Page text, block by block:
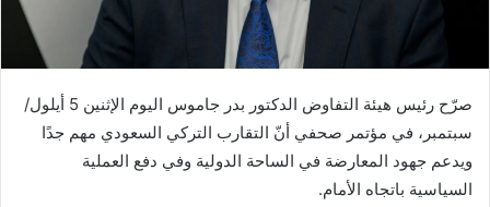
صرّح رئيس هيئة التفاوض الدكتور بدر جاموس اليوم الإثنين 5 أيلول/
سبتمبر، في مؤتمر صحفي أنّ التقارب التركي السعودي مهم جدًا
ويدعم جهود المعارضة في الساحة الدولية وفي دفع العملية
السياسية باتجاه الأمام.